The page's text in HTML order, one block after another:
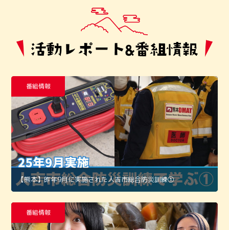
番組情報
【熊本】昨年9月に実施された人吉市総合防災訓練①
番組情報